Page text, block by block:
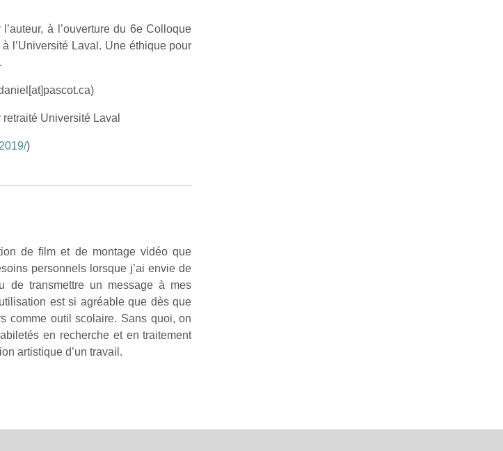
à l’ouverture du 6e Colloque
l’Université Laval. Une éthique pour
Université Laval
)
de film et de montage vidéo que
personnels lorsque j’ai envie de
de transmettre un message à mes
est si agréable que dès que
comme outil scolaire. Sans quoi, on
en recherche et en traitement
artistique d’un travail.